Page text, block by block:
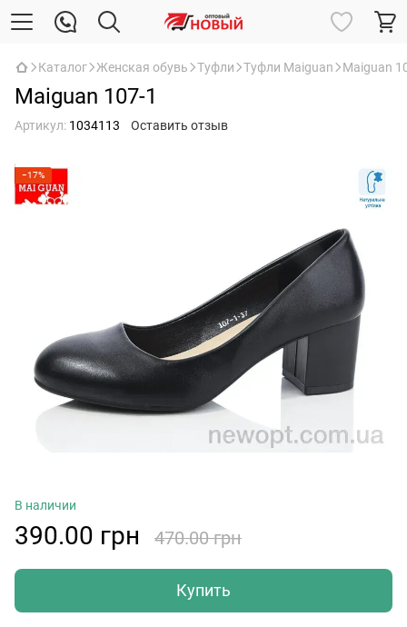
Каталог Женская обувь Туфли Туфли Maiguan Maiguan
Maiguan 107-1
Артикул: 1034113 Оставить отзыв
−17%
В наличии
390.00 грн 470.00 грн
Купить